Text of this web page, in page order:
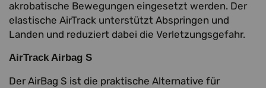
akrobatische Bewegungen eingesetzt werden. Der
elastische AirTrack unterstützt Abspringen und
Landen und reduziert dabei die Verletzungsgefahr.
AirTrack Airbag S
Der AirBag S ist die praktische Alternative für